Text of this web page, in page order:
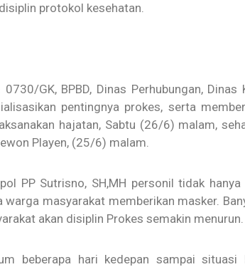
protokol kesehatan.
GK, BPBD, Dinas Perhubungan,
pentingnya prokes, serta
hajatan, Sabtu (26/6) malam,
Playen, (25/6) malam.
PP Sutrisno, SH,MH personil tidak
masyarakat memberikan masker.
akan disiplin Prokes semakin menurun.
beberapa hari kedepan sampai